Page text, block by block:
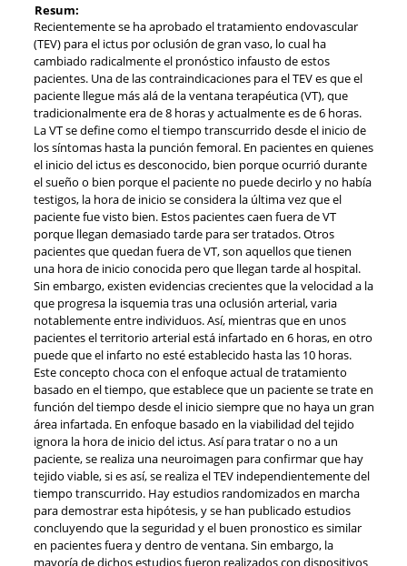
Resum:
Recientemente se ha aprobado el tratamiento endovascular
(TEV) para el ictus por oclusión de gran vaso, lo cual ha
cambiado radicalmente el pronóstico infausto de estos
pacientes. Una de las contraindicaciones para el TEV es que el
paciente llegue más alá de la ventana terapéutica (VT), que
tradicionalmente era de 8 horas y actualmente es de 6 horas.
La VT se define como el tiempo transcurrido desde el inicio de
los síntomas hasta la punción femoral. En pacientes en quienes
el inicio del ictus es desconocido, bien porque ocurrió durante
el sueño o bien porque el paciente no puede decirlo y no había
testigos, la hora de inicio se considera la última vez que el
paciente fue visto bien. Estos pacientes caen fuera de VT
porque llegan demasiado tarde para ser tratados. Otros
pacientes que quedan fuera de VT, son aquellos que tienen
una hora de inicio conocida pero que llegan tarde al hospital.
Sin embargo, existen evidencias crecientes que la velocidad a la
que progresa la isquemia tras una oclusión arterial, varia
notablemente entre individuos. Así, mientras que en unos
pacientes el territorio arterial está infartado en 6 horas, en otro
puede que el infarto no esté establecido hasta las 10 horas.
Este concepto choca con el enfoque actual de tratamiento
basado en el tiempo, que establece que un paciente se trate en
función del tiempo desde el inicio siempre que no haya un gran
área infartada. En enfoque basado en la viabilidad del tejido
ignora la hora de inicio del ictus. Así para tratar o no a un
paciente, se realiza una neuroimagen para confirmar que hay
tejido viable, si es así, se realiza el TEV independientemente del
tiempo transcurrido. Hay estudios randomizados en marcha
para demostrar esta hipótesis, y se han publicado estudios
concluyendo que la seguridad y el buen pronostico es similar
en pacientes fuera y dentro de ventana. Sin embargo, la
mayoría de dichos estudios fueron realizados con dispositivos